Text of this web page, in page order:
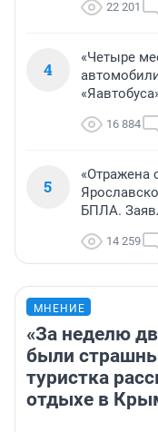
22 201
4
«Четыре
16 884
5
«Отражена
БПЛА.
14 259
МНЕНИЕ
«За неделю
были
туристка
отдыхе в